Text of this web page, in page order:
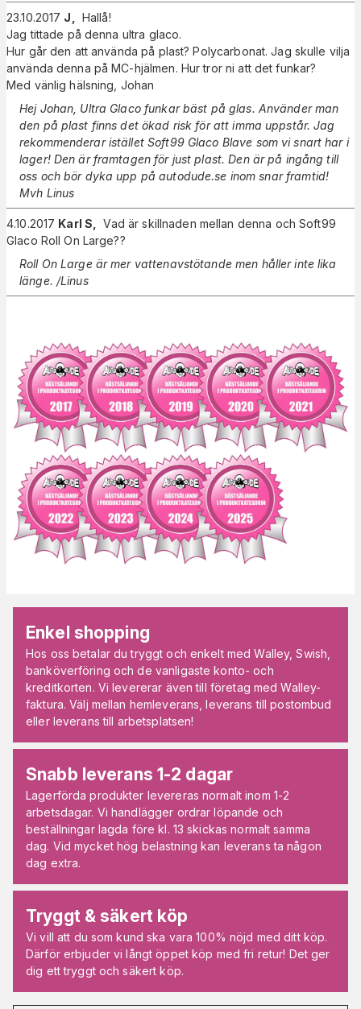
23.10.2017 J
Hallå!
Jag tittade på denna ultra glaco.
Hur går den att använda på plast? Polycarbonat. Jag skulle vilja
använda denna på MC-hjälmen. Hur tror ni att det funkar?
Med vänlig hälsning, Johan
Hej Johan, Ultra Glaco funkar bäst på glas. Använder man
den på plast finns det ökad risk för att imma uppstår. Jag
rekommenderar istället Soft99 Glaco Blave som vi snart har i
lager! Den är framtagen för just plast. Den är på ingång till
oss och bör dyka upp påautodude.se inom snar framtid!
Mvh Linus
4.10.2017 Karl S
Vad är skillnaden mellan denna och Soft99
Glaco Roll On Large??
Roll On Large är mer vattenavstötande men håller inte lika
länge. /Linus
Enkel shopping
Hos oss betalar du tryggt och enkelt med Walley, Swish,
banköverföring och de vanligaste konto- och
kreditkorten. Vi levererar även till företag med Walley-
faktura. Välj mellan hemleverans, leverans till postombud
eller leverans till arbetsplatsen!
Snabb leverans 1-2 dagar
Lagerförda produkter levereras normalt inom 1-2
arbetsdagar. Vi handlägger ordrar löpande och
beställningar lagda före kl. 13 skickas normalt samma
dag. Vid mycket hög belastning kan leverans ta någon
dag extra.
Tryggt & säkert köp
Vi vill att du som kund ska vara 100% nöjd med ditt köp.
Därför erbjuder vi långt öppet köp med fri retur! Det ger
dig ett tryggt och säkert köp.